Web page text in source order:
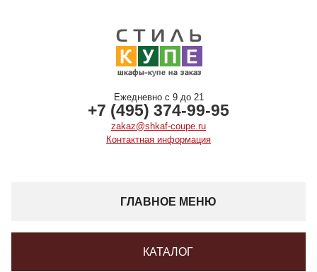
Ежедневно с 9 до 21
+7 (495) 374-99-95
zakaz@shkaf-coupe.ru
Контактная информация
ГЛАВНОЕ МЕНЮ
КАТАЛОГ